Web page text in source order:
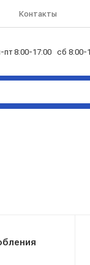
Контакты
8:00-17:00 сб 8:00-